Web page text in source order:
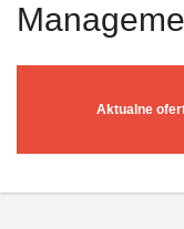
Aktualne